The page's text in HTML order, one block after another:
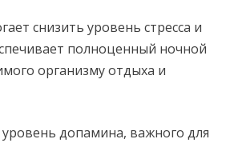
снизить уровень стресса и
полноценный ночной
организму отдыха и
допамина, важного для